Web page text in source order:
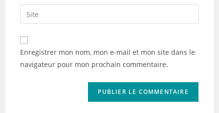
comment
email
address
comment
Saisir
l’URL
de
votre
(facultatif)
Enregistrer mon nom, mon e-mail et mon site dans le
navigateur pour mon prochain commentaire.